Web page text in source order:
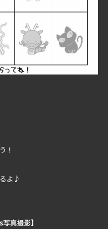
！
よ♪
真撮影】